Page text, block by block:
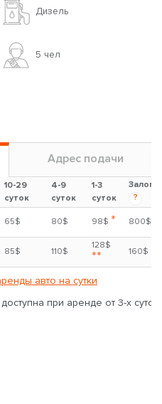
Дизель
5 чел
Адрес подачи
10-29
суток
4-9
суток
1-3
суток
Залог
?
65$ 80$ 98$ * 800$
85$ 110$
128$
** 160$
авто на сутки
при аренде от 3-х суток